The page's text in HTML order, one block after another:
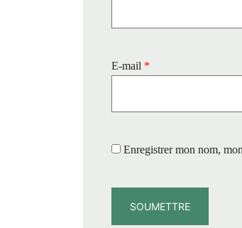
E-mail *
Enregistrer mon nom,